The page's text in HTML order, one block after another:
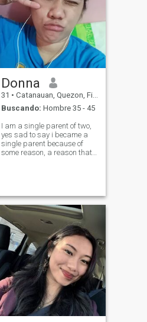
Donna
31 • Catanauan, Quezon, Filipinas
Buscando: Hombre 35 - 45
I am a single parent of two,
yes sad to say i became a
single parent because of
some reason, a reason that
trying to make it all right by